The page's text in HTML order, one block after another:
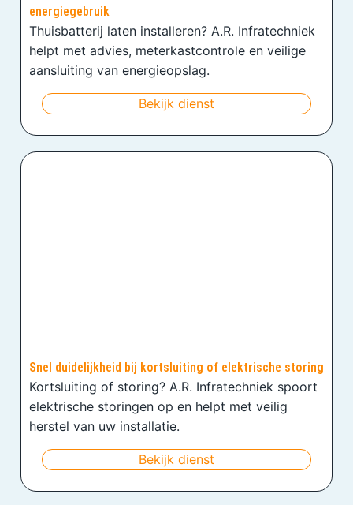
energiegebruik
Thuisbatterij laten installeren? A.R. Infratechniek
helpt met advies, meterkastcontrole en veilige
aansluiting van energieopslag.
Bekijk dienst
Snel duidelijkheid bij kortsluiting of elektrische storing
Kortsluiting of storing? A.R. Infratechniek spoort
elektrische storingen op en helpt met veilig
herstel van uw installatie.
Bekijk dienst